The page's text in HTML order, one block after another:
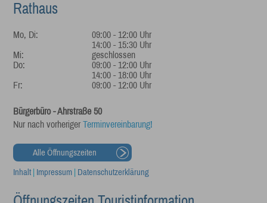
Rathaus
Mo, Di:
09:00 - 12:00 Uhr
14:00 - 15:30 Uhr
Mi:
geschlossen
Do:
09:00 - 12:00 Uhr
14:00 - 18:00 Uhr
Fr:
09:00 - 12:00 Uhr
Bürgerbüro - Ahrstraße 50
Nur nach vorherigerTerminvereinbarung!
Alle Öffnungszeiten
Inhalt Impressum Datenschutzerklärung